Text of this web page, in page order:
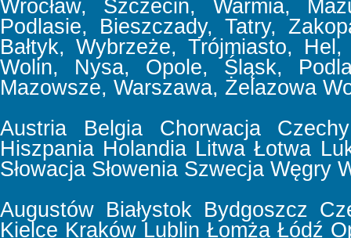
Wrocław, Szczecin, Warmia,
Podlasie, Bieszczady, Tatry,
Bałtyk, Wybrzeże, Trójmiasto,
Wolin, Nysa, Opole, Śląsk,
Mazowsze, Warszawa, Żelazowa
Austria
Belgia Chorwacja
Czechy
Hiszpania Holandia Litwa Łotwa
Słowacja Słowenia Szwecja Węgry
Augustów Białystok Bydgoszcz
Kielce Kraków Lublin Łomża Łódź